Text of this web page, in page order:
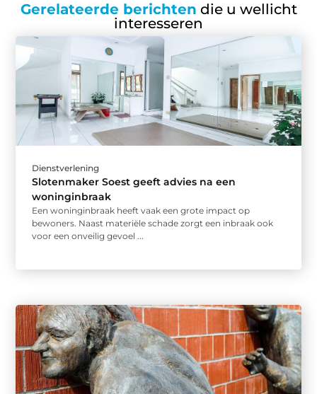
Gerelateerde berichten die u wellicht
interesseren
Dienstverlening
Slotenmaker Soest geeft advies na een
woninginbraak
Een woninginbraak heeft vaak een grote impact op
bewoners. Naast materiële schade zorgt een inbraak ook
voor een onveilig gevoel ...